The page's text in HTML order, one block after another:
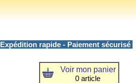
Expédition rapide - Paiement sécurisé
Voir mon panier
0 article